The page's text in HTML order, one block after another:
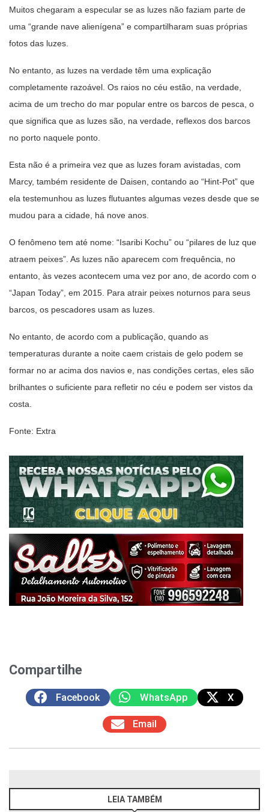
Muitos chegaram a especular se as luzes não faziam parte de
uma “grande nave alienígena” e compartilharam suas próprias
fotos das luzes.
No entanto, as luzes na verdade têm uma explicação
completamente razoável. Os raios no céu estão, na verdade,
acima de um trecho do mar popular entre os barcos de pesca, o
que significa que as luzes são, na verdade, reflexos dos barcos
no porto naquele ponto.
Esta não é a primeira vez que as luzes foram avistadas, com
Marcy, também residente de Daisen, contando ao “Hint-Pot” que
ela testemunhou as luzes flutuantes algumas vezes desde que se
mudou para a cidade, há nove anos.
O fenômeno tem até nome: “Isaribi Kochu” ou “pilares de luz que
atraem peixes”. As luzes não aparecem com frequência, no
entanto, às vezes acontecem uma vez por ano, de acordo com o
“Japan Today”, em 2015. Para atrair peixes noturnos para seus
barcos, os pescadores usam as luzes.
No entanto, de acordo com a publicação, quando as
temperaturas durante a noite caem cristais de gelo podem se
formar no ar acima dos navios e, nas condições certas, eles são
brilhantes o suficiente para refletir no céu e podem ser vistos da
costa.
Fonte: Extra
Compartilhe
Facebook WhatsApp X
Email
LEIA TAMBÉM